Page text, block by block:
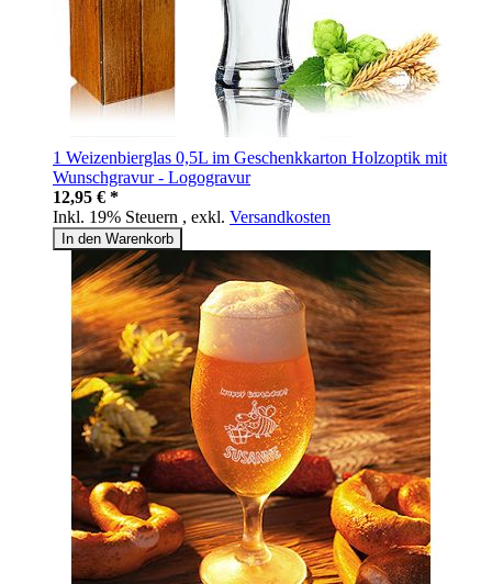
1 Weizenbierglas 0,5L im Geschenkkarton Holzoptik mit
Wunschgravur - Logogravur
12,95 € *
Inkl. 19% Steuern , exkl. Versandkosten
In den Warenkorb